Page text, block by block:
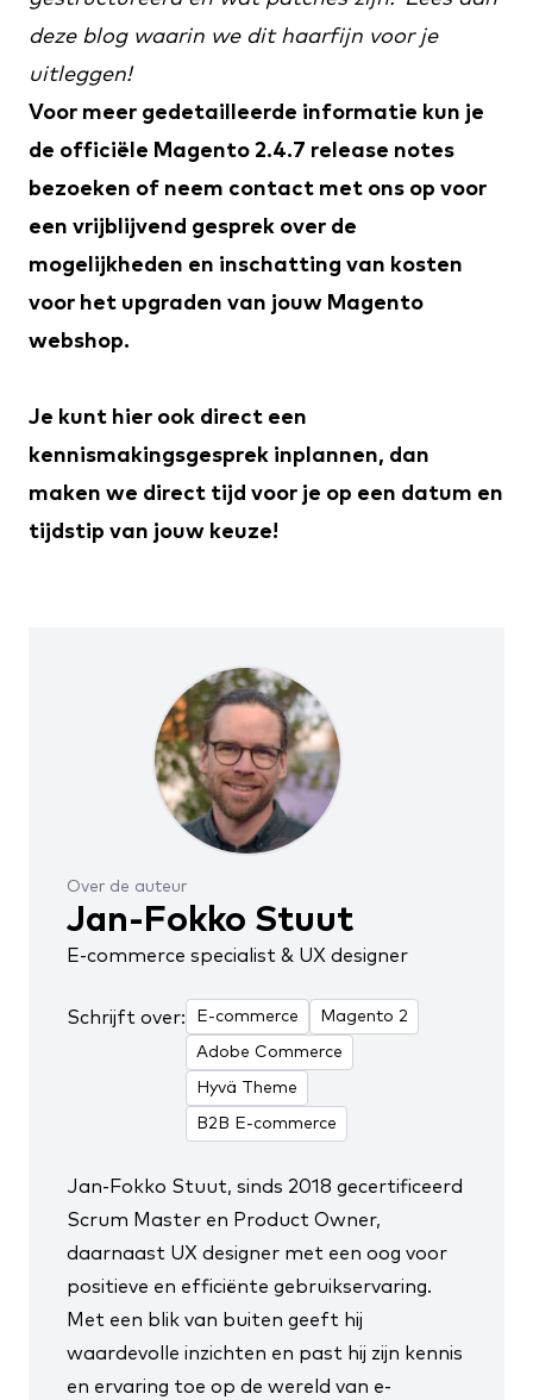
deze blogwaarin we dit haarfijn voor je
uitleggen!
Voor meer gedetailleerde informatie kun je
de officiële Magento 2.4.7 release notes
bezoeken of neem contact met ons op voor
een vrijblijvend gesprek over de
mogelijkheden en inschatting van kosten
voor het upgraden van jouw Magento
webshop.
Je kunt hier ook direct een
kennismakingsgesprek inplannen, dan
maken we direct tijd voor je op een datum en
tijdstip van jouw keuze!
Over de auteur
Jan-Fokko Stuut
E-commerce specialist & UX designer
Schrijft over: E-commerce Magento 2
Adobe Commerce
Hyvä Theme
B2B E-commerce
Jan-Fokko Stuut, sinds 2018 gecertificeerd
Scrum Master en Product Owner,
daarnaast UX designer met een oog voor
positieve en efficiënte gebruikservaring.
Met een blik van buiten geeft hij
waardevolle inzichten en past hij zijn kennis
en ervaring toe op de wereld van e-